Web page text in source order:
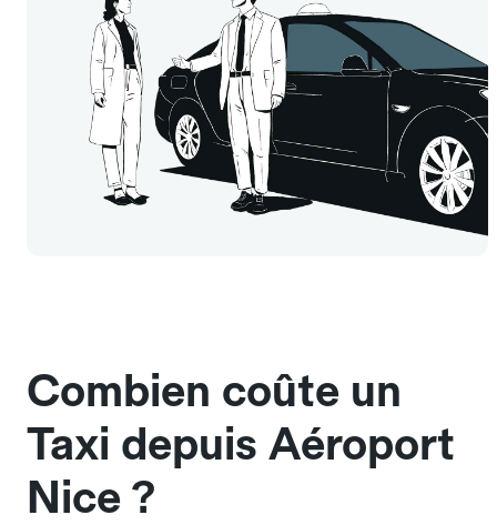
Combien coûte un
Taxi depuis Aéroport
Nice ?